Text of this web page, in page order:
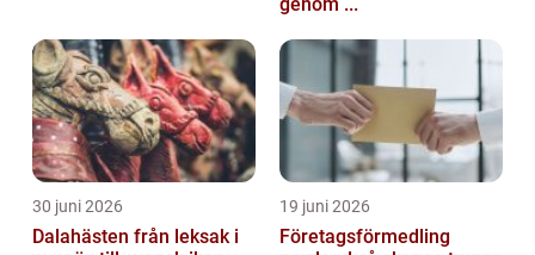
30 juni 2026
Dalahästen från leksak i
19 juni 2026
Företagsförmedling